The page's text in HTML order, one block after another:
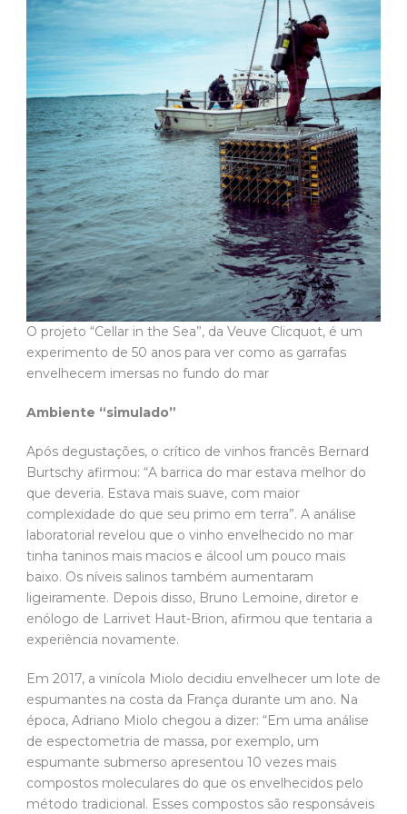
O projeto “Cellar in the Sea”, da Veuve Clicquot, é um
experimento de 50 anos para ver como as garrafas
envelhecem imersas no fundo do mar
Ambiente “simulado”
Após degustações, o crítico de vinhos francês Bernard
Burtschy afirmou: “A barrica do mar estava melhor do
que deveria. Estava mais suave, com maior
complexidade do que seu primo em terra”. A análise
laboratorial revelou que o vinho envelhecido no mar
tinha taninos mais macios e álcool um pouco mais
baixo. Os níveis salinos também aumentaram
ligeiramente. Depois disso, Bruno Lemoine, diretor e
enólogo de Larrivet Haut-Brion, afirmou que tentaria a
experiência novamente.
Em 2017, a vinícola Miolo decidiu envelhecer um lote de
espumantes na costa da França durante um ano. Na
época, Adriano Miolo chegou a dizer: “Em uma análise
de espectometria de massa, por exemplo, um
espumante submerso apresentou 10 vezes mais
compostos moleculares do que os envelhecidos pelo
método tradicional. Esses compostos são responsáveis